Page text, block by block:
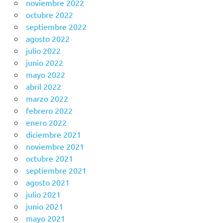
noviembre 2022
octubre 2022
septiembre 2022
agosto 2022
julio 2022
junio 2022
mayo 2022
abril 2022
marzo 2022
febrero 2022
enero 2022
diciembre 2021
noviembre 2021
octubre 2021
septiembre 2021
agosto 2021
julio 2021
junio 2021
mayo 2021